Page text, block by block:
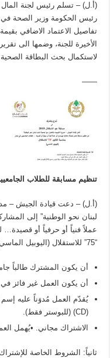
(أ.ل) – تسلم رئيس لجنة المال
رئيس الحكومة وزير الصحة
الأخيرة للجنة، وضمها الى
لاستكمال بحث البطاقة
——
تنظيم مسابقة للطلاب الجامعيين في
(أ.ل) – دعت قيادة الجيش –
لبنان نحو الوطنية” إلى
عملاً فنياً أو حرفياً أو قصيدة…
“75” للاستقلال (اليوبيل الماسي) أولاً: الشروط العامة للإشتراك:
أن يكون المشترك طالباً
أن يكون العمل غير فائز
يُقدّم العمل مُدوَناً عليه
(CD) (للبوستر فقط).
الاشتراك مجاني. •يُهمل
ثانياً: الشروط الخاصة